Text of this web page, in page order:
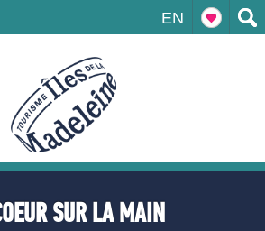
EN
SUR LA MAIN